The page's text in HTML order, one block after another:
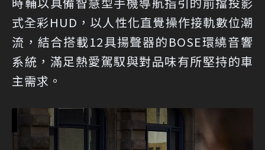
式全彩HUD，以人性化直覺操作接軌數位潮
流，結合搭載12具揚聲器的BOSE環繞音響
系統，滿足熱愛駕馭與對品味有所堅持的車
主需求。